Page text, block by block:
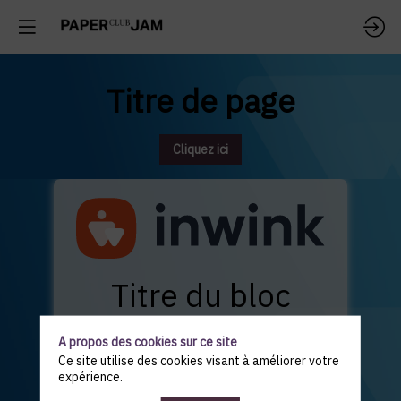
Titre de page
Cliquez ici
Titre du bloc
Sous-titre du bloc
Lorem ipsum, dolor sit amet
A propos des cookies sur ce site
Ce site utilise des cookies visant à améliorer votre
expérience.